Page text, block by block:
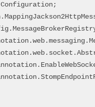
Configuration
.
.
.web.messaging.
.web. socket .
.
.